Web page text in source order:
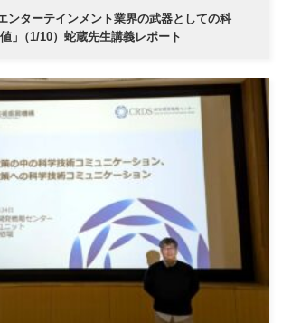
ンターテインメント業界の武器としての科
」 （1/10）蛇蔵先生講義レポート